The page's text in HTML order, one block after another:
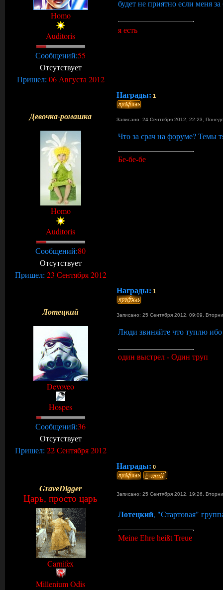
Homo
Auditoris
Сообщений:55
Отсутствует
Пришел: 06 Августа 2012
будет не приятно если меня
я есть
Награды: 1
Девочка-ромашка Записано: 24 Сентября 2012, 22:23,
Homo
Auditoris
Сообщений:80
Отсутствует
Пришел: 23 Сентября 2012
Что за срач на форуме? Темы
Бе-бе-бе
Награды: 1
Лотецкий Записано: 25 Сентября 2012, 09:09,
Devoveo
Hospes
Сообщений:36
Отсутствует
Пришел: 22 Сентября 2012
Люди звиняйте что туплю
один выстрел - Один труп
Награды: 0
GraveDigger
Царь, просто царь Записано: 25 Сентября 2012, 19:26,
Carnifex
Millenium Odis
Лотецкий, "Стартовая"
Meine Ehre heißt Treue